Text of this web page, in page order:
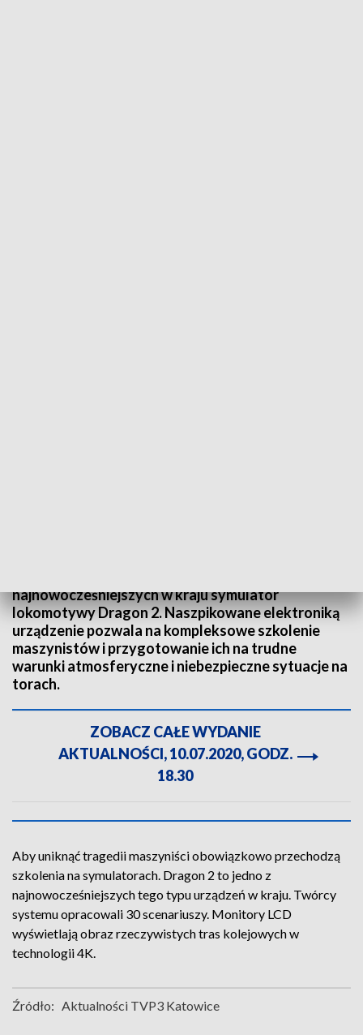
najnowocześniejszych w kraju symulator
lokomotywy Dragon 2. Naszpikowane elektroniką
urządzenie pozwala na kompleksowe szkolenie
maszynistów i przygotowanie ich na trudne
warunki atmosferyczne i niebezpieczne sytuacje na
torach.
ZOBACZ CAŁE WYDANIE
AKTUALNOŚCI, 10.07.2020, GODZ.
18.30
Aby uniknąć tragedii maszyniści obowiązkowo przechodzą
szkolenia na symulatorach. Dragon 2 to jedno z
najnowocześniejszych tego typu urządzeń w kraju. Twórcy
systemu opracowali 30 scenariuszy. Monitory LCD
wyświetlają obraz rzeczywistych tras kolejowych w
technologii 4K.
Źródło: Aktualności TVP3 Katowice